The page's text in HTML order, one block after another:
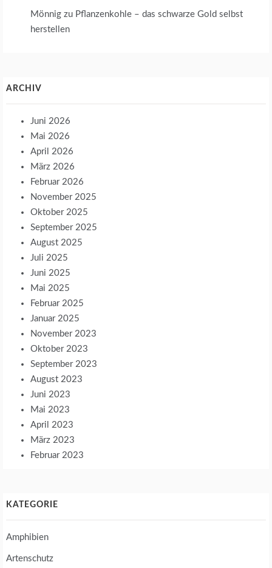
Mönnig zu Pflanzenkohle – das schwarze Gold selbst
herstellen
ARCHIV
Juni 2026
Mai 2026
April 2026
März 2026
Februar 2026
November 2025
Oktober 2025
September 2025
August 2025
Juli 2025
Juni 2025
Mai 2025
Februar 2025
Januar 2025
November 2023
Oktober 2023
September 2023
August 2023
Juni 2023
Mai 2023
April 2023
März 2023
Februar 2023
KATEGORIE
Amphibien
Artenschutz